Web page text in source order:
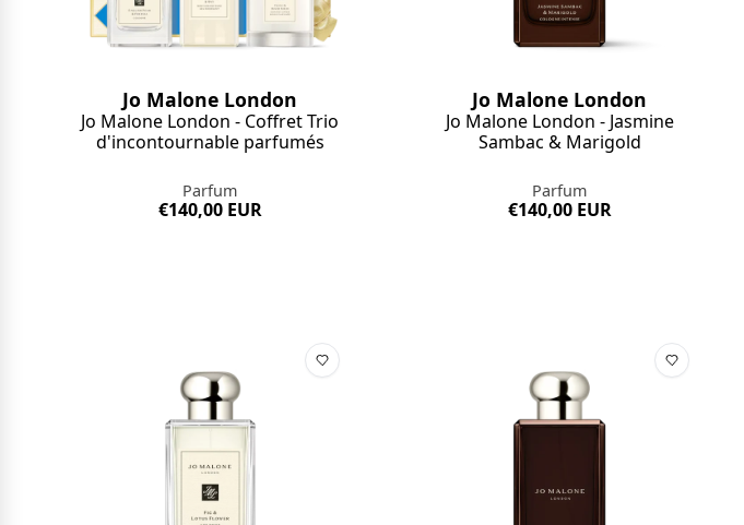
Jo Malone London
Jo Malone London - Coffret Trio
d'incontournable parfumés
Parfum
€140,00 EUR
Jo Malone London
Jo Malone London - Jasmine
Sambac & Marigold
Parfum
€140,00 EUR